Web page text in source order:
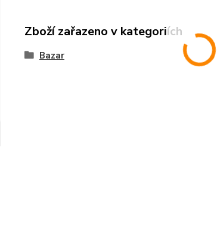
Zboží zařazeno v kategoriích
Bazar